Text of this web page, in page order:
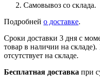
Самовывоз со склада.
Подробней о доставке.
Сроки доставки 3 дня с
товар в наличии на складе).
отсутствует на складе.
Бесплатная доставка при